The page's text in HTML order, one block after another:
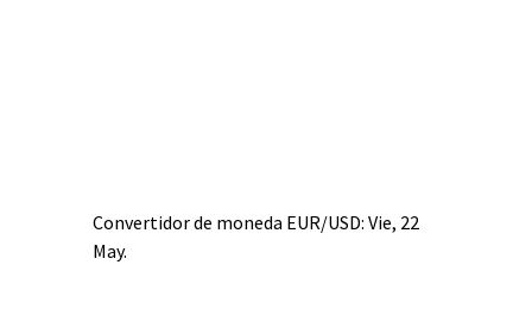
Convertidor de moneda EUR/USD: Vie, 22
May.